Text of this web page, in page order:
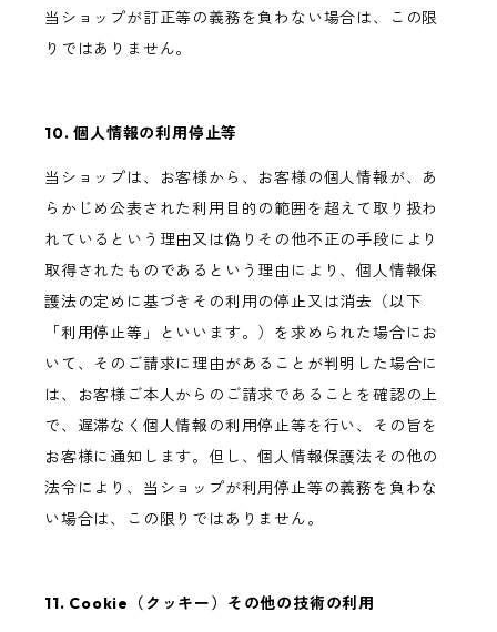
当ショップが訂正等の義務を負わない場合は、この限
りではありません。
10. 個人情報の利用停止等
当ショップは、お客様から、お客様の個人情報が、あ
らかじめ公表された利用目的の範囲を超えて取り扱わ
れているという理由又は偽りその他不正の手段により
取得されたものであるという理由により、個人情報保
護法の定めに基づきその利用の停止又は消去（以下
「利用停止等」といいます。）を求められた場合にお
いて、そのご請求に理由があることが判明した場合に
は、お客様ご本人からのご請求であることを確認の上
で、遅滞なく個人情報の利用停止等を行い、その旨を
お客様に通知します。但し、個人情報保護法その他の
法令により、当ショップが利用停止等の義務を負わな
い場合は、この限りではありません。
11. Cookie（クッキー）その他の技術の利用